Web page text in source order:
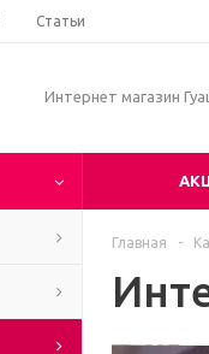
Статьи
Интернет магазин
Главная -